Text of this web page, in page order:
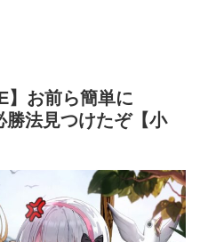
】お前ら簡単に
勝法見つけたぞ【小